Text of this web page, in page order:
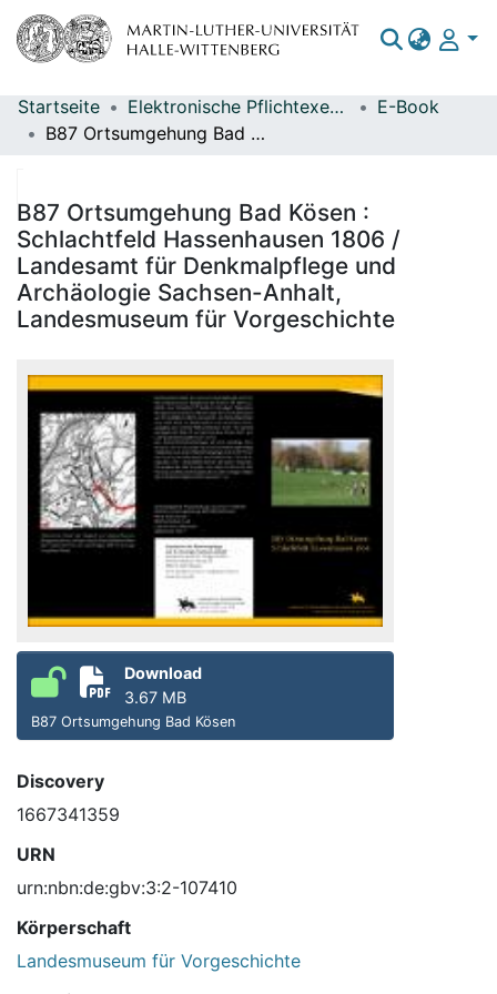
Bereiche & Sammlungen
Statistiken
Startseite Elektronische Pflichtexemplare
E-Book
B87 Ortsumgehung Bad Kösen : Schlachtfeld Hassenhausen 1806 / Landesamt für Denkmalpflege und Archäologie Sachsen-Anhalt, Landesmuseum für Vorgeschichte
B87 Ortsumgehung Bad Kösen :
Schlachtfeld Hassenhausen 1806 /
Landesamt für Denkmalpflege und
Archäologie Sachsen-Anhalt,
Landesmuseum für Vorgeschichte
Download
3.67 MB
B87 Ortsumgehung Bad Kösen
Discovery
1667341359
URN
urn:nbn:de:gbv:3:2-107410
Körperschaft
Landesmuseum für Vorgeschichte